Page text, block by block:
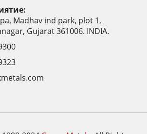
Madhav ind park, plot 1,
Gujarat 361006. INDIA.